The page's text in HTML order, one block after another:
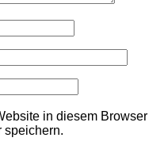
in diesem Browser
speichern.